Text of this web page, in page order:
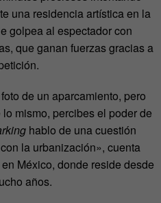
una residencia artística en la
golpea al espectador con
que ganan fuerzas gracias a
de un aparcamiento, pero
mismo, percibes el poder de
hablo de una cuestión
la urbanización», cuenta
México, donde reside desde
años.